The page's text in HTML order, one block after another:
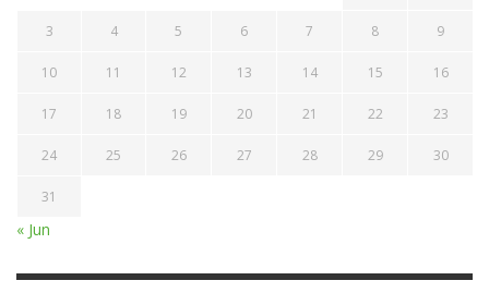
3 4 5 6 7 8 9
10 11 12 13 14 15 16
17 18 19 20 21 22 23
24 25 26 27 28 29 30
31
« Jun